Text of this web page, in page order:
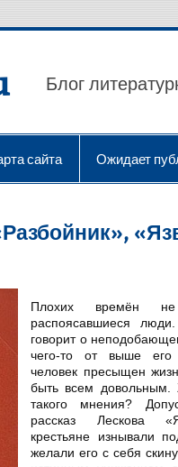
Блог
сайта Ожидает
Плохих времён
распоясавшиеся
говорит о
чего-то от выше его
человек пресыщен
быть всем довольным.
такого мнения?
рассказ Лескова
крестьяне изнывали
желали его с себя